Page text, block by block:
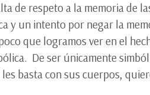
de respeto a la memoria de
y un intento por negar la
que logramos ver en el
De ser únicamente
basta con sus cuerpos,